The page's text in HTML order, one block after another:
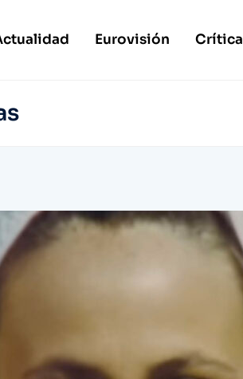
Eurovisión Crítica